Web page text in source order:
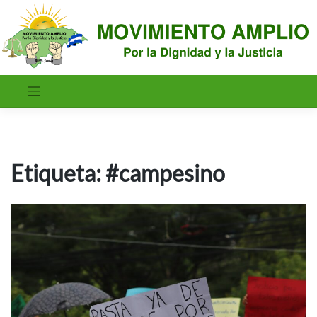
contenido
Etiqueta:#campesino